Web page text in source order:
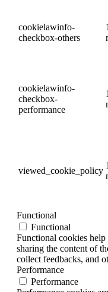
cookielawinfo-
checkbox-others
cookielawinfo-
checkbox-
performance
viewed_cookie_policy
Functional
Functional
Functional cookies
sharing the content of
collect feedbacks, and
Performance
Performance